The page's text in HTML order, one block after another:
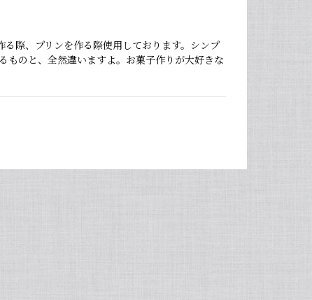
際、プリンを作る際使用しております。シンプ
ものと、全然違いますよ。お菓子作りが大好きな